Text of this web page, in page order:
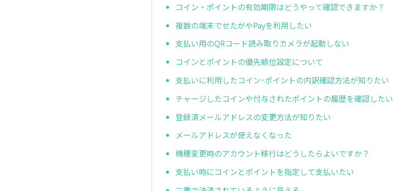
コイン・ポイントの有効期限はどうやって確認できますか？
複数の端末でせたがやPayを利用したい
支払い用のQRコード読み取りカメラが起動しない
コインとポイントの優先順位設定について
支払いに利用したコイン･ポイントの内訳確認方法が知りたい
チャージしたコインや付与されたポイントの履歴を確認したい
登録済メールアドレスの変更方法が知りたい
メールアドレスが使えなくなった
機種変更時のアカウント移行はどうしたらよいですか？
支払い時にコインとポイントを指定して支払いたい